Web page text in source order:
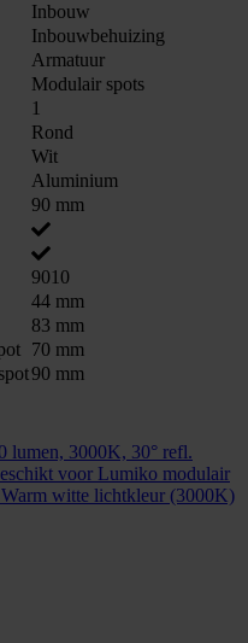
Inbouw
Inbouwbehuizing
Armatuur
Modulair spots
1
Rond
Wit
Aluminium
90 mm
9010
44 mm
83 mm
70 mm
90 mm
lumen, 3000K, 30° refl.
voor Lumiko modulair
witte lichtkleur (3000K)